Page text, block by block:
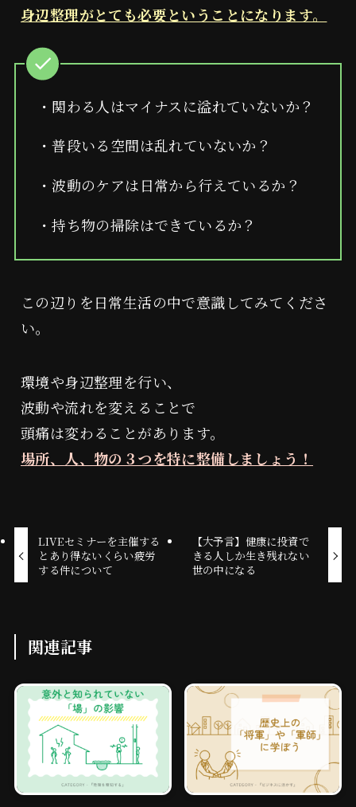
身辺整理がとても必要ということになります。
・関わる人はマイナスに溢れていないか？
・普段いる空間は乱れていないか？
・波動のケアは日常から行えているか？
・持ち物の掃除はできているか？
この辺りを日常生活の中で意識してみてくださ
い。
環境や身辺整理を行い、
波動や流れを変えることで
頭痛は変わることがあります。
場所、人、物の３つを特に整備しましょう！
LIVEセミナーを主催する
とあり得ないくらい疲労
する件について
【大予言】健康に投資で
きる人しか生き残れない
世の中になる
関連記事